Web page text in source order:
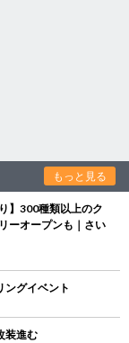
もっと見る
】300種類以上のク
ーオープンも｜さい
グイベント
装進む